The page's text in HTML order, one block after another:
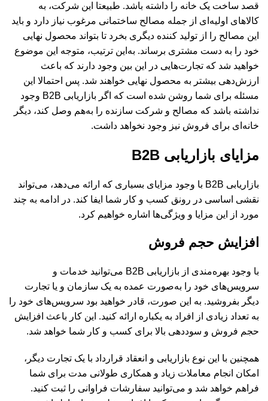
قصد ساخت یک خانه را داشته باشد. طبیعتا این شرکت، به
کالاهای اولیه‌ای از جمله مصالح ساختمانی مرغوب نیاز دارد و باید
این مصالح را از تولید کننده دیگری بخرد تا بتواند محصول نهایی
خود را به دست مشتری برساند. به‌این ترتیب، متوجه این موضوع
خواهید شد که تجارت‌هایی در این بین وجود دارند که باعث
ارزش‌دهی بیشتر به محصول نهایی خواهند شد. پس احتمالا این
مسئله برای شما روشن شده است که اگر بازاریابی B2B وجود
نداشته باشد که مصالح و شرکت سازنده را به‌هم وصل کند، دیگر
خانه‌ای برای فروش نیز وجود نخواهد داشت.
مزایای بازاریابی B2B
بازاریابی B2B با وجود مزایای بسیاری که ارائه می‌دهد، می‌تواند
نقشی اساسی در رونق کسب و کار شما ایفا کند. در ادامه به چند
مورد از این مزایا و ویژگی‌ها اشاره خواهیم کرد.
افزایش حجم فروش
با وجود بهره‌مندی از بازاریابی B2B می‌توانید خدمات و
سرویس‌های خود را به‌صورت عمده به یک سازمان و یا تجارت
دیگر بفروشید. به این صورت، قادر خواهید بود سرویس‌های خود را
به تعداد زیادی از افراد به یکباره ارائه کنید. این کار باعث افزایش
حجم فروش و سوددهی بالا برای کسب و کار شما خواهد شد.
همچنین با این نوع بازاریابی و انعقاد قرارداد با یک تجارت دیگر،
امکان انجام معاملات زیاد و همکاری طولانی مدت برای شما
فراهم خواهد شد و می‌توانید سفارشات فراوانی را ثبت کنید.